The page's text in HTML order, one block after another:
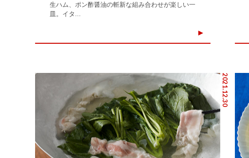
生ハム、ポン酢醤油の斬新な組み合わせが楽しい一
皿。イタ...
2021.12.30